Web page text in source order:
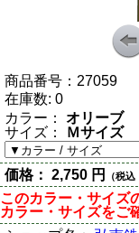
商品番号： 27059
在庫数: 0
カラー：
オリーブ
サイズ：
Ｍサイズ
価格： 2,750 円 （税込
このカラー・サイズ
カラー・サイズをご